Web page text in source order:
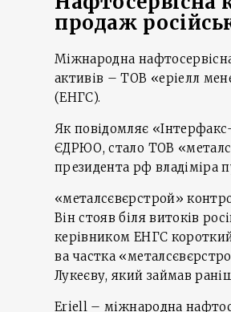
продаж
Міжнародна
активів – ТОВ «еріелл
(ЕНГС).
Як повідомляє
ЄДРЮО, стало ТОВ
президента рф владіміра
«металсєвєрстрой»
Він стояв біля витоків
керівником ЕНГС
ва частка
Лукеєву, який займав
Eriell – міжнародна